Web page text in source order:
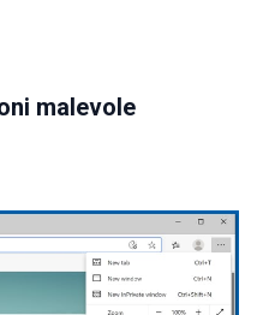
malevole